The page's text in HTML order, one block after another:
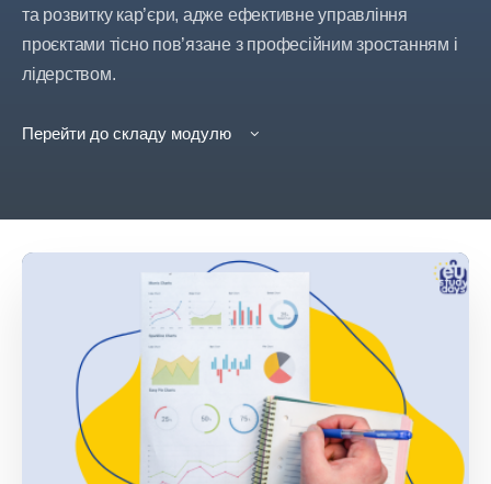
та розвитку кар’єри, адже ефективне управління
проєктами тісно пов’язане з професійним зростанням і
лідерством.
Перейти до складу модулю